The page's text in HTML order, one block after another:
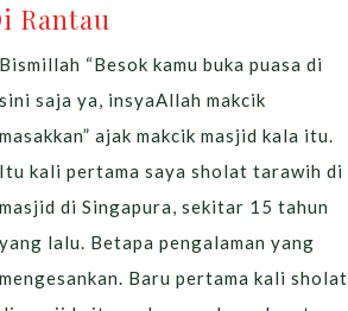
Rantau
Bismillah “Besok kamu buka puasa di
sini saja ya, insyaAllah makcik
masakkan” ajak makcik masjid kala itu.
Itu kali pertama saya sholat tarawih di
masjid di Singapura, sekitar 15 tahun
yang lalu. Betapa pengalaman yang
mengesankan. Baru pertama kali sholat